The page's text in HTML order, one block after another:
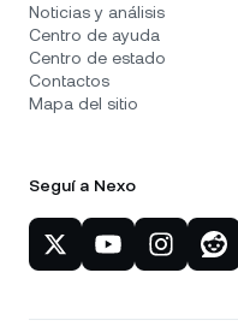
Noticias y análisis
Centro de ayuda
Centro de estado
Contactos
Mapa del sitio
Seguí a Nexo